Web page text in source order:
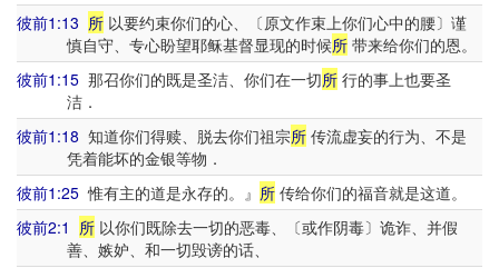
彼前1:13 所 以要约束你们的心、〔原文作束上你们心中的腰〕谨
慎自守、专心盼望耶稣基督显现的时候所带来给你们的恩。
彼前1:15 那召你们的既是圣洁、你们在一切所 行的事上也要圣
洁．
彼前1:18 知道你们得赎、脱去你们祖宗所 传流虚妄的行为、不是
凭着能坏的金银等物．
彼前1:25 惟有主的道是永存的。』 所 传给你们的福音就是这道。
彼前2:1 所 以你们既除去一切的恶毒、〔或作阴毒〕诡诈、并假
善、嫉妒、和一切毁谤的话、